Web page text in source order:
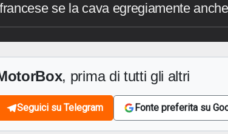
francese se la cava egregiamente
, prima di tutti gli altri
Seguici su Telegram Fonte preferita su